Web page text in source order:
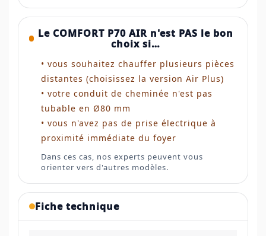
Le COMFORT P70 AIR n'est PAS le bon
choix si…
• vous souhaitez chauffer plusieurs pièces
distantes (choisissez la version Air Plus)
• votre conduit de cheminée n'est pas
tubable en Ø80 mm
• vous n'avez pas de prise électrique à
proximité immédiate du foyer
Dans ces cas, nos experts peuvent vous
orienter vers d'autres modèles.
Fiche technique